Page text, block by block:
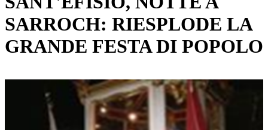
SARROCH: RIESPLODE LA
GRANDE FESTA DI POPOLO